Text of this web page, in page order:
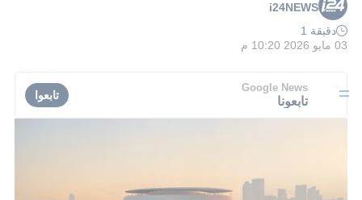
i24NEWS
دقيقة 1
03 مايو 2026 10:20 م
Google News
تابعونا تابعوا